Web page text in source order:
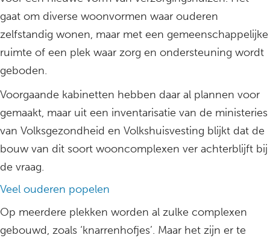
gaat om diverse woonvormen waar ouderen
zelfstandig wonen, maar met een gemeenschappelijke
ruimte of een plek waar zorg en ondersteuning wordt
geboden.
Voorgaande kabinetten hebben daar al plannen voor
gemaakt, maar uit een inventarisatie van de ministeries
van Volksgezondheid en Volkshuisvesting blijkt dat de
bouw van dit soort wooncomplexen ver achterblijft bij
de vraag.
Veel ouderen popelen
Op meerdere plekken worden al zulke complexen
gebouwd, zoals ‘knarrenhofjes’. Maar het zijn er te